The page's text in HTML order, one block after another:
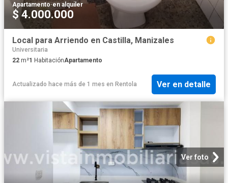
Apartamento·en alquiler
$ 4.000.000
Local para Arriendo en Castilla, Manizales
Universitaria
22 m²1 HabitaciónApartamento
Actualizado hace más de 1 mes en Rentola Ver en detalle
Ver foto